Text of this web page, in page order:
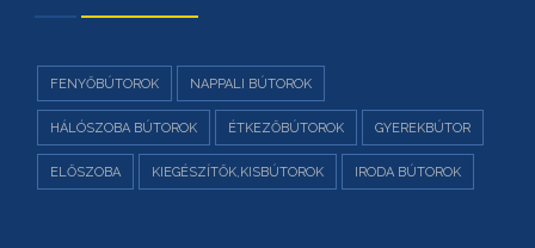
FENYŐBÚTOROK NAPPALI BÚTOROK
HÁLÓSZOBA BÚTOROK ÉTKEZŐBÚTOROK GYEREKBÚTOR
ELŐSZOBA KIEGÉSZÍTŐK,KISBÚTOROK IRODA BÚTOROK